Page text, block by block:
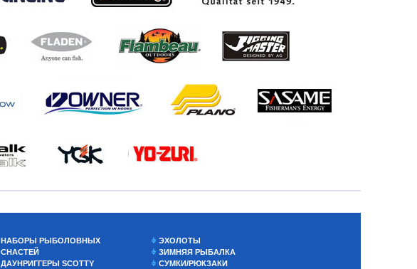
НАБОРЫ РЫБОЛОВНЫХ
СНАСТЕЙ
ДАУНРИГГЕРЫ SCOTTY
ЭХОЛОТЫ
ЗИМНЯЯ РЫБАЛКА
СУМКИ/РЮКЗАКИ